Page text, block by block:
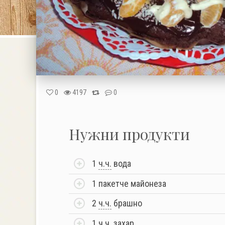
0 4197 0
Нужни продукти
1 ч.ч. вода
1 пакетче майонеза
2 ч.ч. брашно